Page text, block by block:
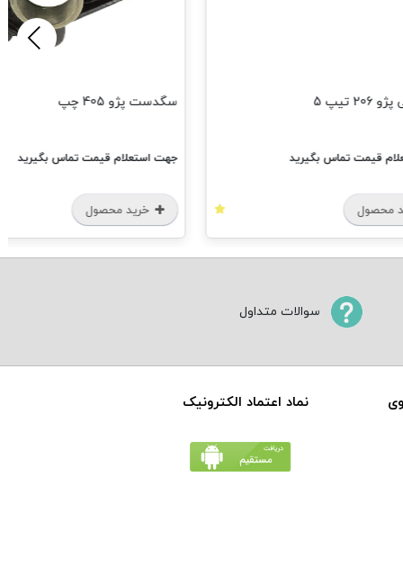
تیپ 5
قیمت تماس بگیرید
محصول
سگدست پژو 405 چپ
جهت استعلام قیمت تماس بگیرید
خرید محصول
سوالات متداول
نماد اعتماد الکترونیک